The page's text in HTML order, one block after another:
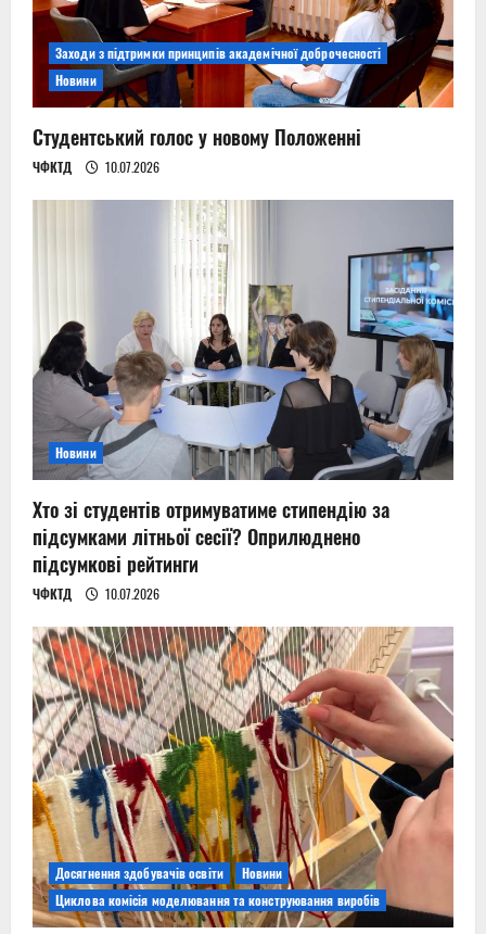
Заходи з підтримки принципів академічної доброчесності
Новини
Студентський голос у новому Положенні
ЧФКТД 10.07.2026
Новини
Хто зі студентів отримуватиме стипендію за
підсумками літньої сесії? Оприлюднено
підсумкові рейтинги
ЧФКТД 10.07.2026
Досягнення здобувачів освіти
Новини
Циклова комісія моделювання та конструювання виробів